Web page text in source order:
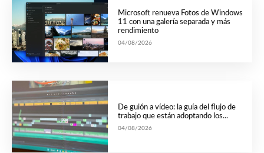
Microsoft renueva Fotos de Windows
11 con una galería separada y más
rendimiento
04/08/2026
De guión a vídeo: la guía del flujo de
trabajo que están adoptando los...
04/08/2026